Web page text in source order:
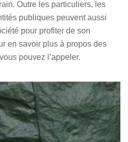
Outre les particuliers, les
publiques peuvent aussi
pour profiter de son
en savoir plus à propos des
pouvez l’appeler.